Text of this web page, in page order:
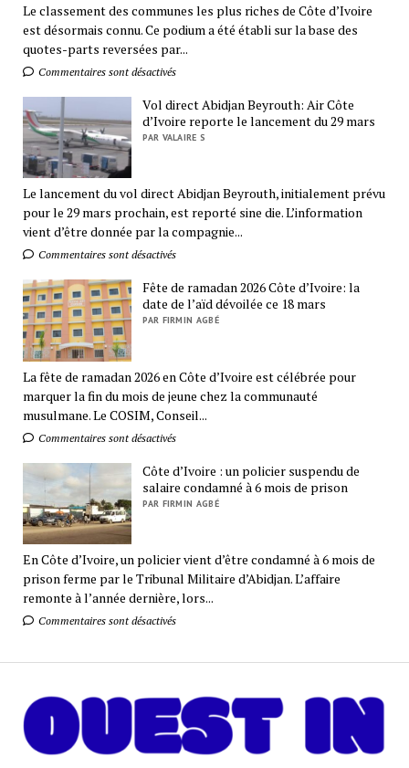
Le classement des communes les plus riches de Côte d’Ivoire
est désormais connu. Ce podium a été établi sur la base des
quotes-parts reversées par...
Commentaires sont désactivés
Vol direct Abidjan Beyrouth: Air Côte
d’Ivoire reporte le lancement du 29 mars
PAR VALAIRE S
Le lancement du vol direct Abidjan Beyrouth, initialement prévu
pour le 29 mars prochain, est reporté sine die. L’information
vient d’être donnée par la compagnie...
Commentaires sont désactivés
Fête de ramadan 2026 Côte d’Ivoire: la
date de l’aïd dévoilée ce 18 mars
PAR FIRMIN AGBÉ
La fête de ramadan 2026 en Côte d’Ivoire est célébrée pour
marquer la fin du mois de jeune chez la communauté
musulmane. Le COSIM, Conseil...
Commentaires sont désactivés
Côte d’Ivoire : un policier suspendu de
salaire condamné à 6 mois de prison
PAR FIRMIN AGBÉ
En Côte d’Ivoire, un policier vient d’être condamné à 6 mois de
prison ferme par le Tribunal Militaire d’Abidjan. L’affaire
remonte à l’année dernière, lors...
Commentaires sont désactivés